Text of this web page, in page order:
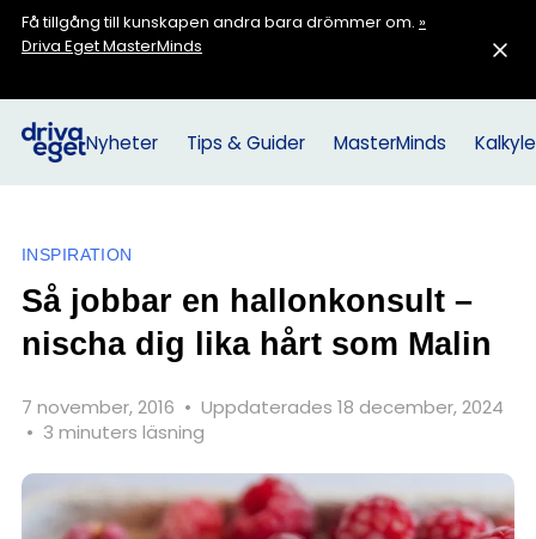
Få tillgång till kunskapen andra bara drömmer om. »
Driva Eget MasterMinds
Nyheter Tips & Guider MasterMinds
INSPIRATION
Så jobbar en hallonkonsult –
nischa dig lika hårt som Malin
7 november, 2016 • Uppdaterades 18 december, 2024
• 3 minuters läsning